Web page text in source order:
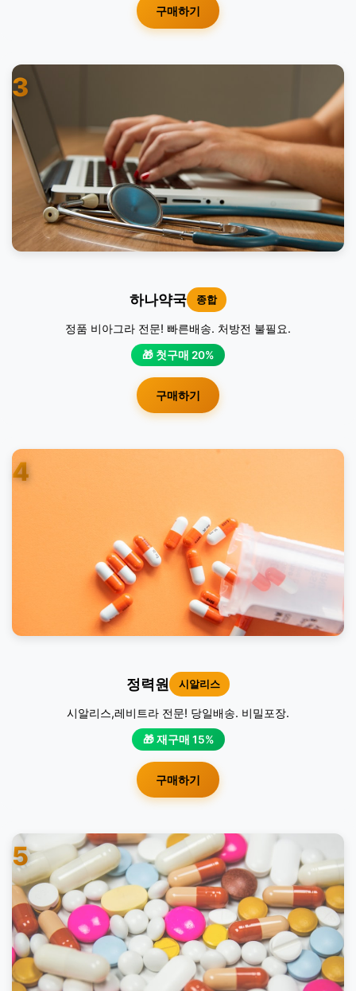
구매하기
3
하나약국 종합
정품 비아그라 전문! 빠른배송. 처방전 불필요.
🎁 첫구매 20%
구매하기
4
정력원 시알리스
시알리스,레비트라 전문! 당일배송. 비밀포장.
🎁 재구매 15%
구매하기
5